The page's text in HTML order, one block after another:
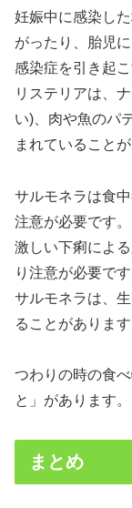
妊娠中に感染し
がったり、胎児
感染症を引き起
リステリアは、
い)、肉や魚のパ
まれていることが
サルモネラは食
注意が必要です。
激しい下痢によ
り注意が必要です
サルモネラは、
ることがあります
つわりの時の食
と」があります。
まとめ